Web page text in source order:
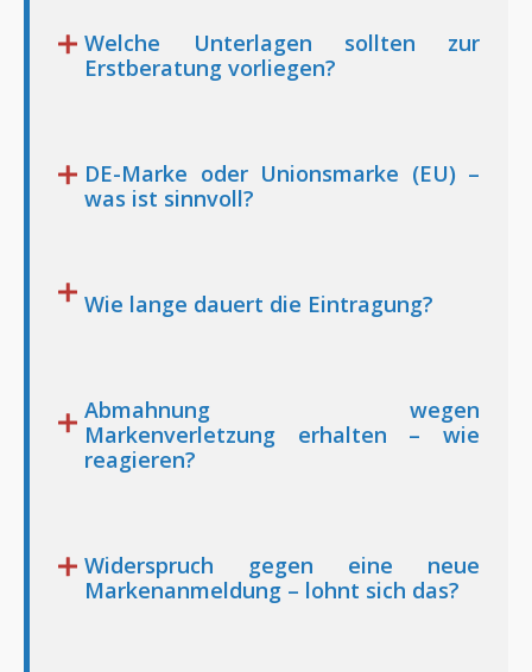
Welche Unterlagen sollten zur
Erstberatung vorliegen?
DE-Marke oder Unionsmarke (EU) –
was ist sinnvoll?
Wie lange dauert die Eintragung?
Abmahnung wegen
Markenverletzung erhalten – wie
reagieren?
Widerspruch gegen eine neue
Markenanmeldung – lohnt sich das?